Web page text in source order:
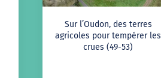
Sur l’Oudon, des terres
agricoles pour tempérer les
crues (49-53)